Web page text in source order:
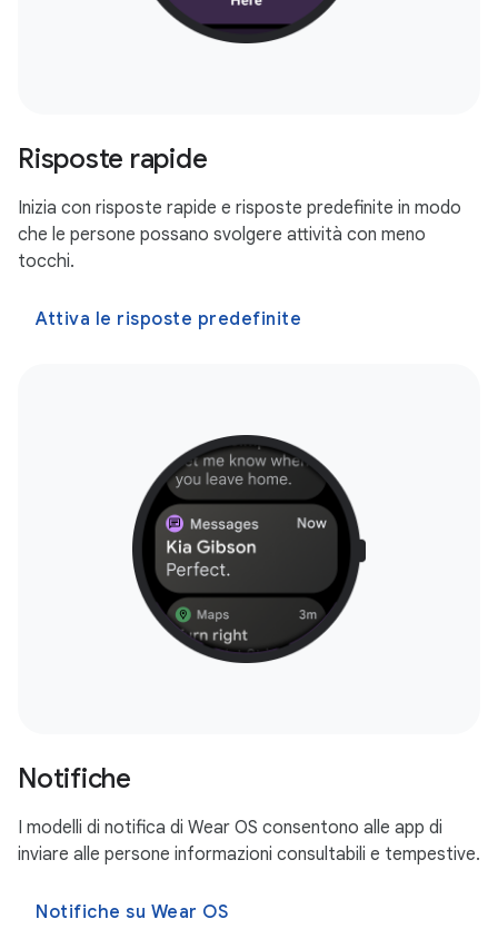
Risposte rapide
Inizia con risposte rapide e risposte predefinite in modo
che le persone possano svolgere attività con meno
tocchi.
Attiva le risposte predefinite
Notifiche
I modelli di notifica di Wear OS consentono alle app di
inviare alle persone informazioni consultabili e tempestive.
Notifiche su Wear OS